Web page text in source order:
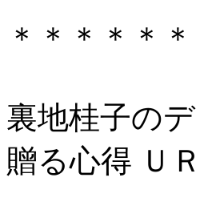
＊＊＊＊＊
裏地桂子の
贈る心得 Ｕ